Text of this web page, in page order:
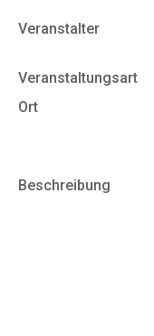
Veranstalter
Veranstaltungsart
Ort
Beschreibung